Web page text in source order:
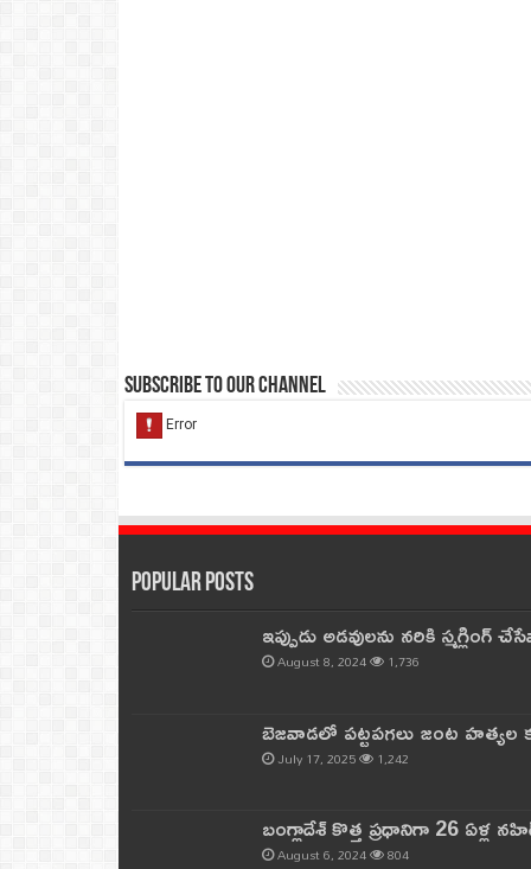
Subscribe to our Channel
Popular Posts
ఇప్పుడు అడవులను నరికి
August 8, 2024 1,736
బెజవాడలో పట్టపగలు జంట
July 17, 2025 1,242
బంగ్లాదేశ్ కొత్త ప్రధానిగా 26 ఏళ్ల
August 6, 2024 804